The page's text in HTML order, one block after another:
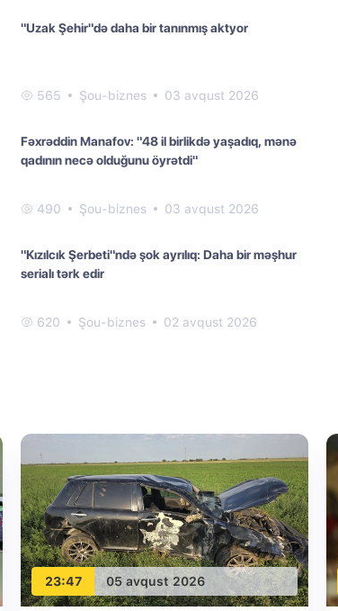
"Uzak Şehir"də daha bir tanınmış aktyor
565 Şou-biznes 03 avqust 2026
Fəxrəddin Manafov: "48 il birlikdə yaşadıq, mənə
qadının necə olduğunu öyrətdi"
490 Şou-biznes 03 avqust 2026
"Kızılcık Şerbeti"ndə şok ayrılıq: Daha bir məşhur
serialı tərk edir
620 Şou-biznes 02 avqust 2026
23:47 05 avqust 2026